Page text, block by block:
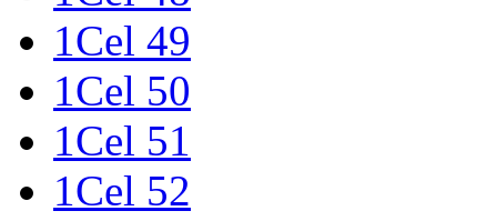
1Cel 49
1Cel 50
1Cel 51
1Cel 52